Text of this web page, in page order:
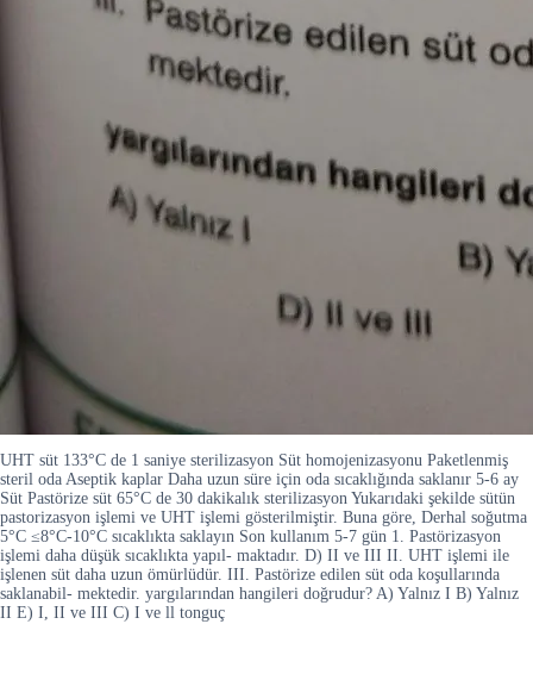
UHT süt 133°C de 1 saniye sterilizasyon Süt homojenizasyonu Paketlenmiş
steril oda Aseptik kaplar Daha uzun süre için oda sıcaklığında saklanır 5-6 ay
Süt Pastörize süt 65°C de 30 dakikalık sterilizasyon Yukarıdaki şekilde sütün
pastorizasyon işlemi ve UHT işlemi gösterilmiştir. Buna göre, Derhal soğutma
5°C ≤8°C-10°C sıcaklıkta saklayın Son kullanım 5-7 gün 1. Pastörizasyon
işlemi daha düşük sıcaklıkta yapıl- maktadır. D) II ve III II. UHT işlemi ile
işlenen süt daha uzun ömürlüdür. III. Pastörize edilen süt oda koşullarında
saklanabil- mektedir. yargılarından hangileri doğrudur? A) Yalnız I B) Yalnız
II E) I, II ve III C) I ve ll tonguç